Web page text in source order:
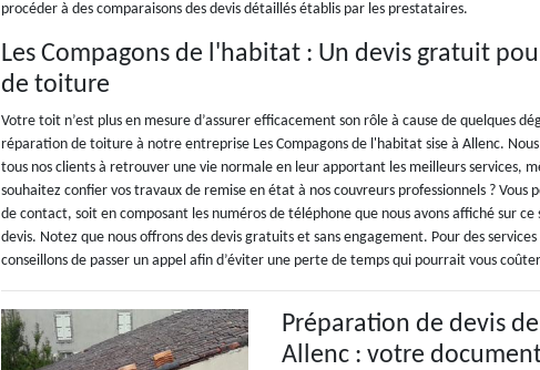
procéder à des comparaisons des devis détaillés établis par les prestataires.
Les Compagons de l'habitat : Un devis gratuit
de toiture
Votre toit n’est plus en mesure d’assurer efficacement son rôle à cause de quelques
réparation de toiture à notre entreprise Les Compagons de l'habitat sise à Allenc.
tous nos clients à retrouver une vie normale en leur apportant les meilleurs services,
souhaitez confier vos travaux de remise en état à nos couvreurs professionnels ?
de contact, soit en composant les numéros de téléphone que nous avons affiché sur
devis. Notez que nous offrons des devis gratuits et sans engagement. Pour des
conseillons de passer un appel afin d’éviter une perte de temps qui pourrait vous
Préparation de devis
Allenc : votre